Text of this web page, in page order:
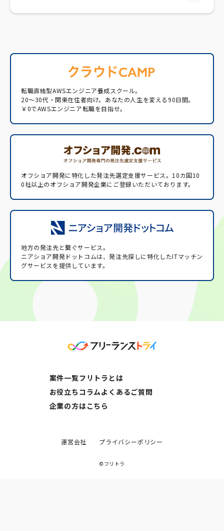
転職直結型AWSエンジニア養成スクール。
20〜30代・関東在住者向け。あなたの人生を変える90日間。
￥0でAWSエンジニア転職を目指せ。
オフショア開発に特化した発注先選定支援サービス。 10カ国10
0社以上のオフショア開発企業にご登録いただいております。
地方の発注先と繋ぐサービス。
ニアショア開発ドットコムは、発注先探しに特化したITマッチン
グサービスを提供しています。
案件一覧フリトラとは
お役立ちコラムよくあるご質問
企業の方はこちら
運営会社 プライバシーポリシー
©フリトラ